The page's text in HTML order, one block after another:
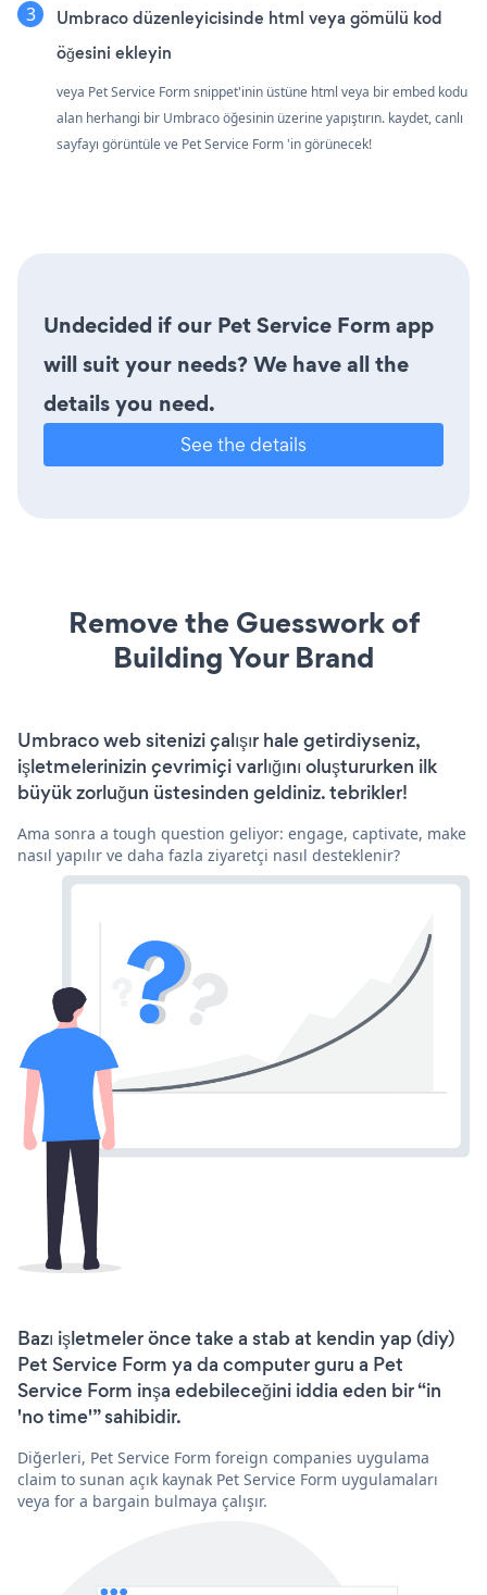
Umbraco düzenleyicisinde html veya gömülü kod
öğesini ekleyin
veya Pet Service Form snippet'inin üstüne html veya bir embed kodu
alan herhangi bir Umbraco öğesinin üzerine yapıştırın. kaydet, canlı
sayfayı görüntüle ve Pet Service Form 'in görünecek!
Undecided if our Pet Service Form app
will suit your needs? We have all the
details you need.
See the details
Remove the Guesswork of
Building Your Brand
Umbraco web sitenizi çalışır hale getirdiyseniz,
işletmelerinizin çevrimiçi varlığını oluştururken ilk
büyük zorluğun üstesinden geldiniz. tebrikler!
Ama sonra a tough question geliyor: engage, captivate, make
nasıl yapılır ve daha fazla ziyaretçi nasıl desteklenir?
Bazı işletmeler önce take a stab at kendin yap (diy)
Pet Service Form ya da computer guru a Pet
Service Form inşa edebileceğini iddia eden bir “in
'no time'” sahibidir.
Diğerleri, Pet Service Form foreign companies uygulama
claim to sunan açık kaynak Pet Service Form uygulamaları
veya for a bargain bulmaya çalışır.